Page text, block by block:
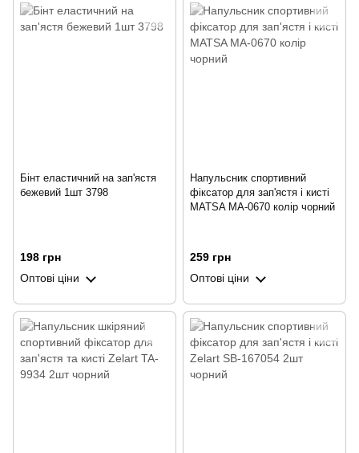
Бінт еластичний на зап'ястя
бежевий 1шт 3798
198 грн
Оптові ціни
Напульсник спортивний
фіксатор для зап'ястя і кисті
MATSA MA-0670 колір чорний
259 грн
Оптові ціни